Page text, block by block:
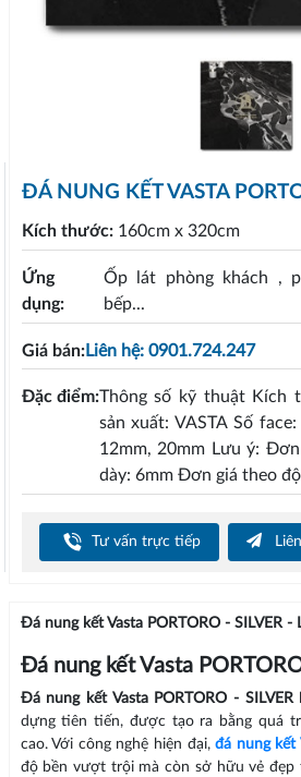
ĐÁ NUNG KẾT VASTA
Kích thước: 160cm x 320cm
Ứng
dụng:
Ốp lát phòng khách ,
bếp...
Giá bán:Liên hệ: 0901.724.247
Đặc điểm:Thông số kỹ thuật Kích
sản xuất: VASTA Số
12mm, 20mm Lưu ý:
dày: 6mm Đơn giá theo
Tư vấn trực tiếp
Đá nung kết Vasta PORTORO - SILVER -
Đá nung kết Vasta
Đá nung kết Vasta PORTORO - SILVER
dựng tiên tiến, được tạo ra bằng quá
cao. Với công nghệ hiện đại,đá nung kết
độ bền vượt trội mà còn sở hữu vẻ đẹp